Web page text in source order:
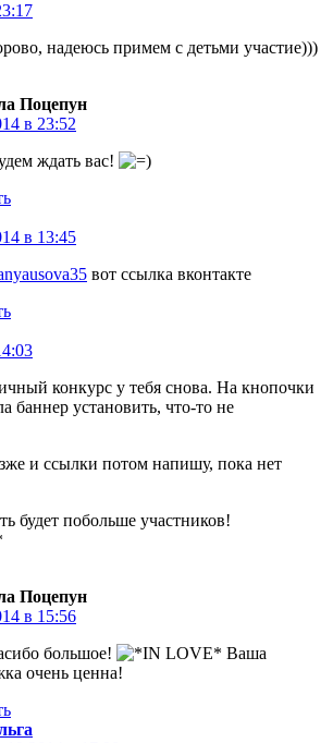
надеюсь примем с детьми участие)))
Поцепун
в 23:52
ждать вас!
в 13:45
вот ссылка вконтакте
конкурс у тебя снова. На кнопочки
баннер установить, что-то не
и ссылки потом напишу, пока нет
будет побольше участников!
Поцепун
в 15:56
большое!
Ваша
очень ценна!